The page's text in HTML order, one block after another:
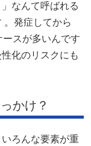
なんて呼ばれる
。発症してから
スが多いんです
化のリスクにも
かけ？
ろんな要素が重